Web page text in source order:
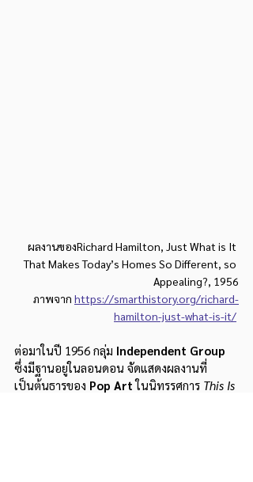
ผลงานของRichard Hamilton, Just What is It
That Makes Today’s Homes So Different, so
Appealing?, 1956
ภาพจาก https://smarthistory.org/richard-
hamilton-just-what-is-it/
ต่อมาในปี 1956 กลุ่ม Independent Group
ซึ่งมีฐานอยู่ในลอนดอน จัดแสดงผลงานที่
เป็นต้นธารของ Pop Art ในนิทรรศการ This Is